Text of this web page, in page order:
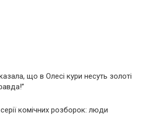
що в Олесі кури несуть золоті
комічних розборок: люди